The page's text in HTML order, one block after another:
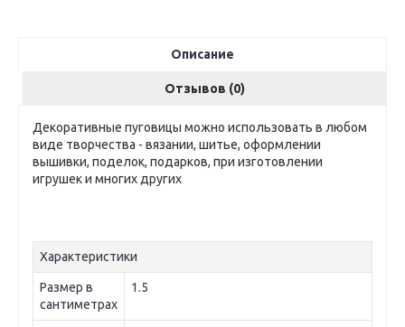
Описание
Отзывов (0)
Декоративные пуговицы можно использовать в любом
виде творчества - вязании, шитье, оформлении
вышивки, поделок, подарков, при изготовлении
игрушек и многих других
Характеристики
Размер в
сантиметрах
1.5